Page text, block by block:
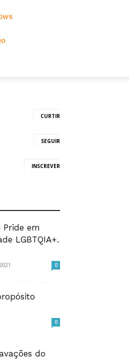
CURTIR
SEGUIR
INSCREVER
Pride em
LGBTQIA+.
0
0
do